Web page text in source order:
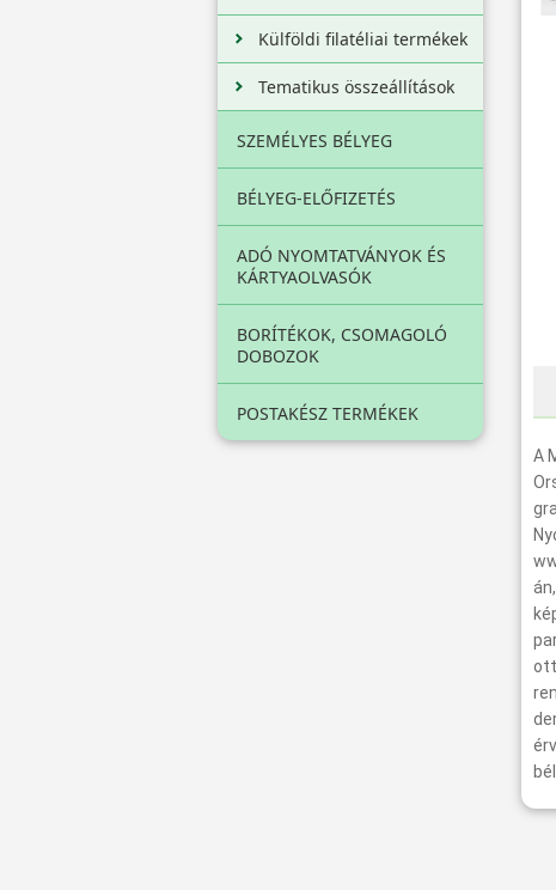
Külföldi filatéliai termékek
Tematikus összeállítások
SZEMÉLYES BÉLYEG
BÉLYEG-ELŐFIZETÉS
ADÓ NYOMTATVÁNYOK ÉS
KÁRTYAOLVASÓK
BORÍTÉKOK, CSOMAGOLÓ
DOBOZOK
POSTAKÉSZ TERMÉKEK
A